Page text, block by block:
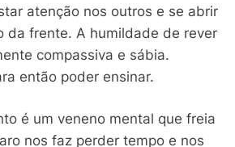
atenção nos outros e se abrir
da frente. A humildade de rever
compassiva e sábia.
então poder ensinar.
é um veneno mental que freia
nos faz perder tempo e nos